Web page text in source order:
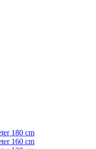
180 cm
160 cm